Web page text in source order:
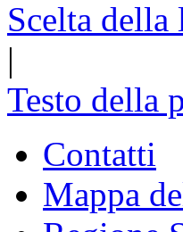
Scelta della
|
Testo della
Contatti
Mappa